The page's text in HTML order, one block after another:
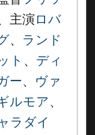
主演 ロバ
、 ランド
ト 、 ディ
ー、 ヴァ
ルモア、
ラダイ